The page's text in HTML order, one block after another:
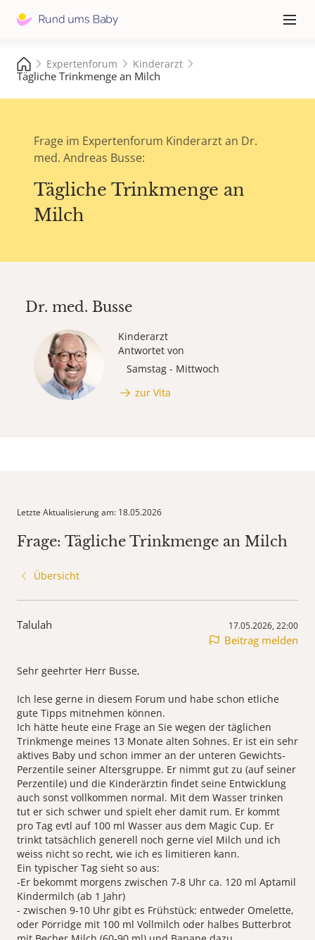
≡
Expertenforum Kinderarzt
Tägliche Trinkmenge an Milch
Frage im Expertenforum Kinderarzt an Dr.
med. Andreas Busse:
Tägliche Trinkmenge an
Milch
Dr. med. Busse
Kinderarzt
Antwortet von
Samstag - Mittwoch
zur Vita
Letzte Aktualisierung am: 18.05.2026
Frage: Tägliche Trinkmenge an Milch
Übersicht
Talulah 17.05.2026, 22:00
Beitrag melden
Sehr geehrter Herr Busse,
Ich lese gerne in diesem Forum und habe schon etliche
gute Tipps mitnehmen können.
Ich hätte heute eine Frage an Sie wegen der täglichen
Trinkmenge meines 13 Monate alten Sohnes. Er ist ein sehr
aktives Baby und schon immer an der unteren Gewichts-
Perzentile seiner Altersgruppe. Er nimmt gut zu (auf seiner
Perzentile) und die Kinderärztin findet seine Entwicklung
auch sonst vollkommen normal. Mit dem Wasser trinken
tut er sich schwer und spielt eher damit rum. Er kommt
pro Tag evtl auf 100 ml Wasser aus dem Magic Cup. Er
trinkt tatsächlich generell noch gerne viel Milch und ich
weiss nicht so recht, wie ich es limitieren kann.
Ein typischer Tag sieht so aus:
-Er bekommt morgens zwischen 7-8 Uhr ca. 120 ml Aptamil
Kindermilch (ab 1 Jahr)
- zwischen 9-10 Uhr gibt es Frühstück: entweder Omelette,
oder Porridge mit 100 ml Vollmilch oder halbes Butterbrot